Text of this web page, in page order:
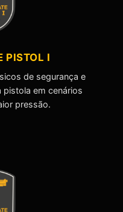
PISTOL I
de segurança e
pistola em cenários
pressão.